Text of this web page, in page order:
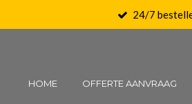
hoofdinhoud
24/7
HOME OFFERTE AANVRAAG